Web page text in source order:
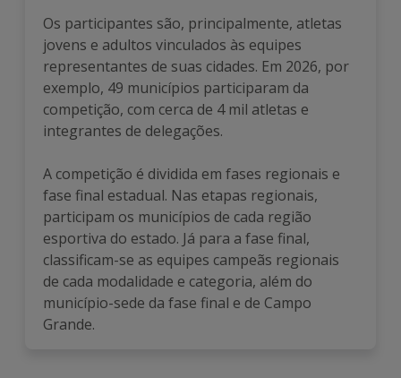
Os participantes são, principalmente, atletas
jovens e adultos vinculados às equipes
representantes de suas cidades. Em 2026, por
exemplo, 49 municípios participaram da
competição, com cerca de 4 mil atletas e
integrantes de delegações.
A competição é dividida em fases regionais e
fase final estadual. Nas etapas regionais,
participam os municípios de cada região
esportiva do estado. Já para a fase final,
classificam-se as equipes campeãs regionais
de cada modalidade e categoria, além do
município-sede da fase final e de Campo
Grande.